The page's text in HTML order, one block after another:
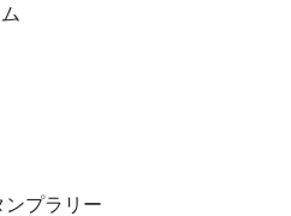
プラリー